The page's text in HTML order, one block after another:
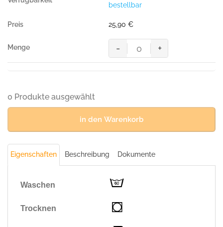
Menge
bestellbar
25,90 €
Sweatshirt
Performance,
ICE-
Polyester,
- +
0 Produkte ausgewählt
in den Warenkorb
Eigenschaften Beschreibung Dokumente
Waschen
Trocknen